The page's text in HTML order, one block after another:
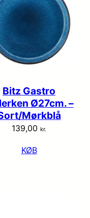
Bitz Gastro
Ø27cm. –
Mørkblå
139,00 kr.
KØB